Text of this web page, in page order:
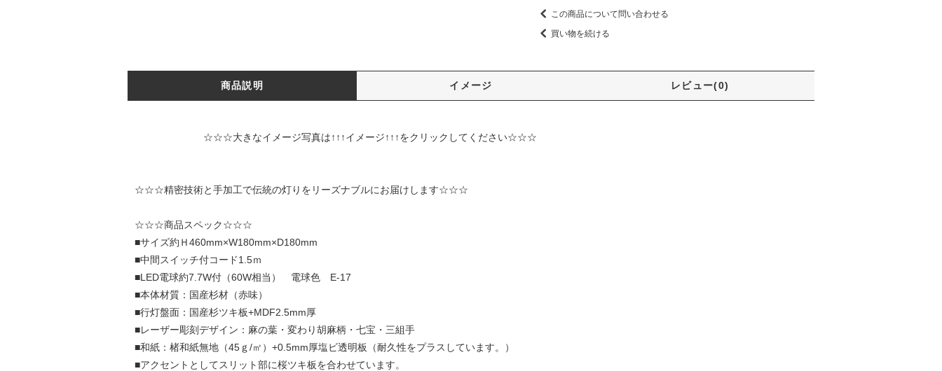
この商品について問い合わせる
買い物を続ける
商品説明 イメージ レビュー(0)
☆☆☆大きなイメージ写真は↑↑↑イメージ↑↑↑をクリックしてください☆☆☆
☆☆☆精密技術と手加工で伝統の灯りをリーズナブルにお届けします☆☆☆
☆☆☆商品スペック☆☆☆
■サイズ約Ｈ460mm×W180mm×D180mm
■中間スイッチ付コード1.5ｍ
■LED電球約7.7W付（60W相当） 電球色 E-17
■本体材質：国産杉材（赤味）
■行灯盤面：国産杉ツキ板+MDF2.5mm厚
■レーザー彫刻デザイン：麻の葉・変わり胡麻柄・七宝・三組手
■和紙：楮和紙無地（45ｇ/㎡）+0.5mm厚塩ビ透明板（耐久性をプラスしています。）
■アクセントとしてスリット部に桜ツキ板を合わせています。